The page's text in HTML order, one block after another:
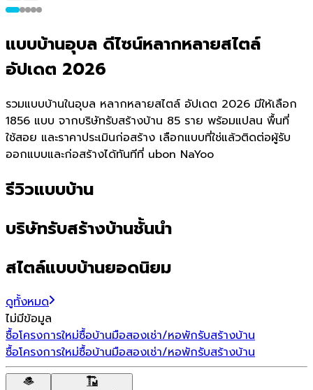
แบบบ้านอุบล ดีไซน์หลากหลายสไตล์
อัปเดต 2026
รวมแบบบ้านในอุบล หลากหลายสไตล์ อัปเดต 2026 มีให้เลือก
1856 แบบ จากบริษัทรับสร้างบ้าน 85 ราย พร้อมแปลน พื้นที่
ใช้สอย และราคาประเมินก่อสร้าง เลือกแบบที่ใช่แล้วติดต่อผู้รับ
ออกแบบและก่อสร้างได้ทันทีที่ ubon NaYoo
รีวิวแบบบ้าน
บริษัทรับสร้างบ้านชั้นนำ
สไตล์แบบบ้านยอดนิยม
ดูทั้งหมด
ไม่มีข้อมูล
ซื้อโครงการใหม่ซื้อบ้านมือสองเช่า/หอพักรับสร้างบ้าน
ซื้อโครงการใหม่ซื้อบ้านมือสองเช่า/หอพักรับสร้างบ้าน